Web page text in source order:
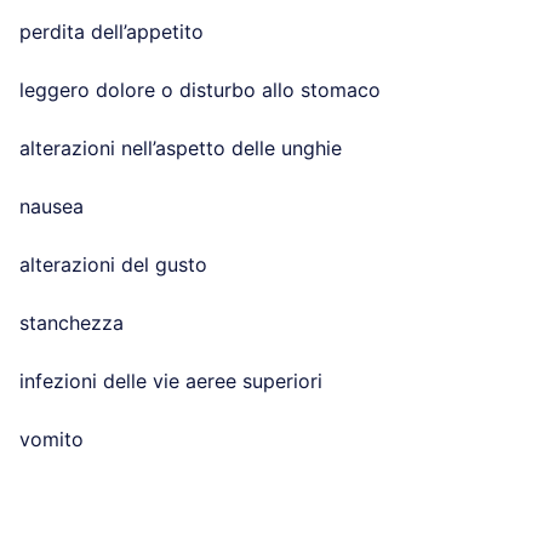
perdita dell’appetito
leggero dolore o disturbo allo stomaco
alterazioni nell’aspetto delle unghie
nausea
alterazioni del gusto
stanchezza
infezioni delle vie aeree superiori
vomito